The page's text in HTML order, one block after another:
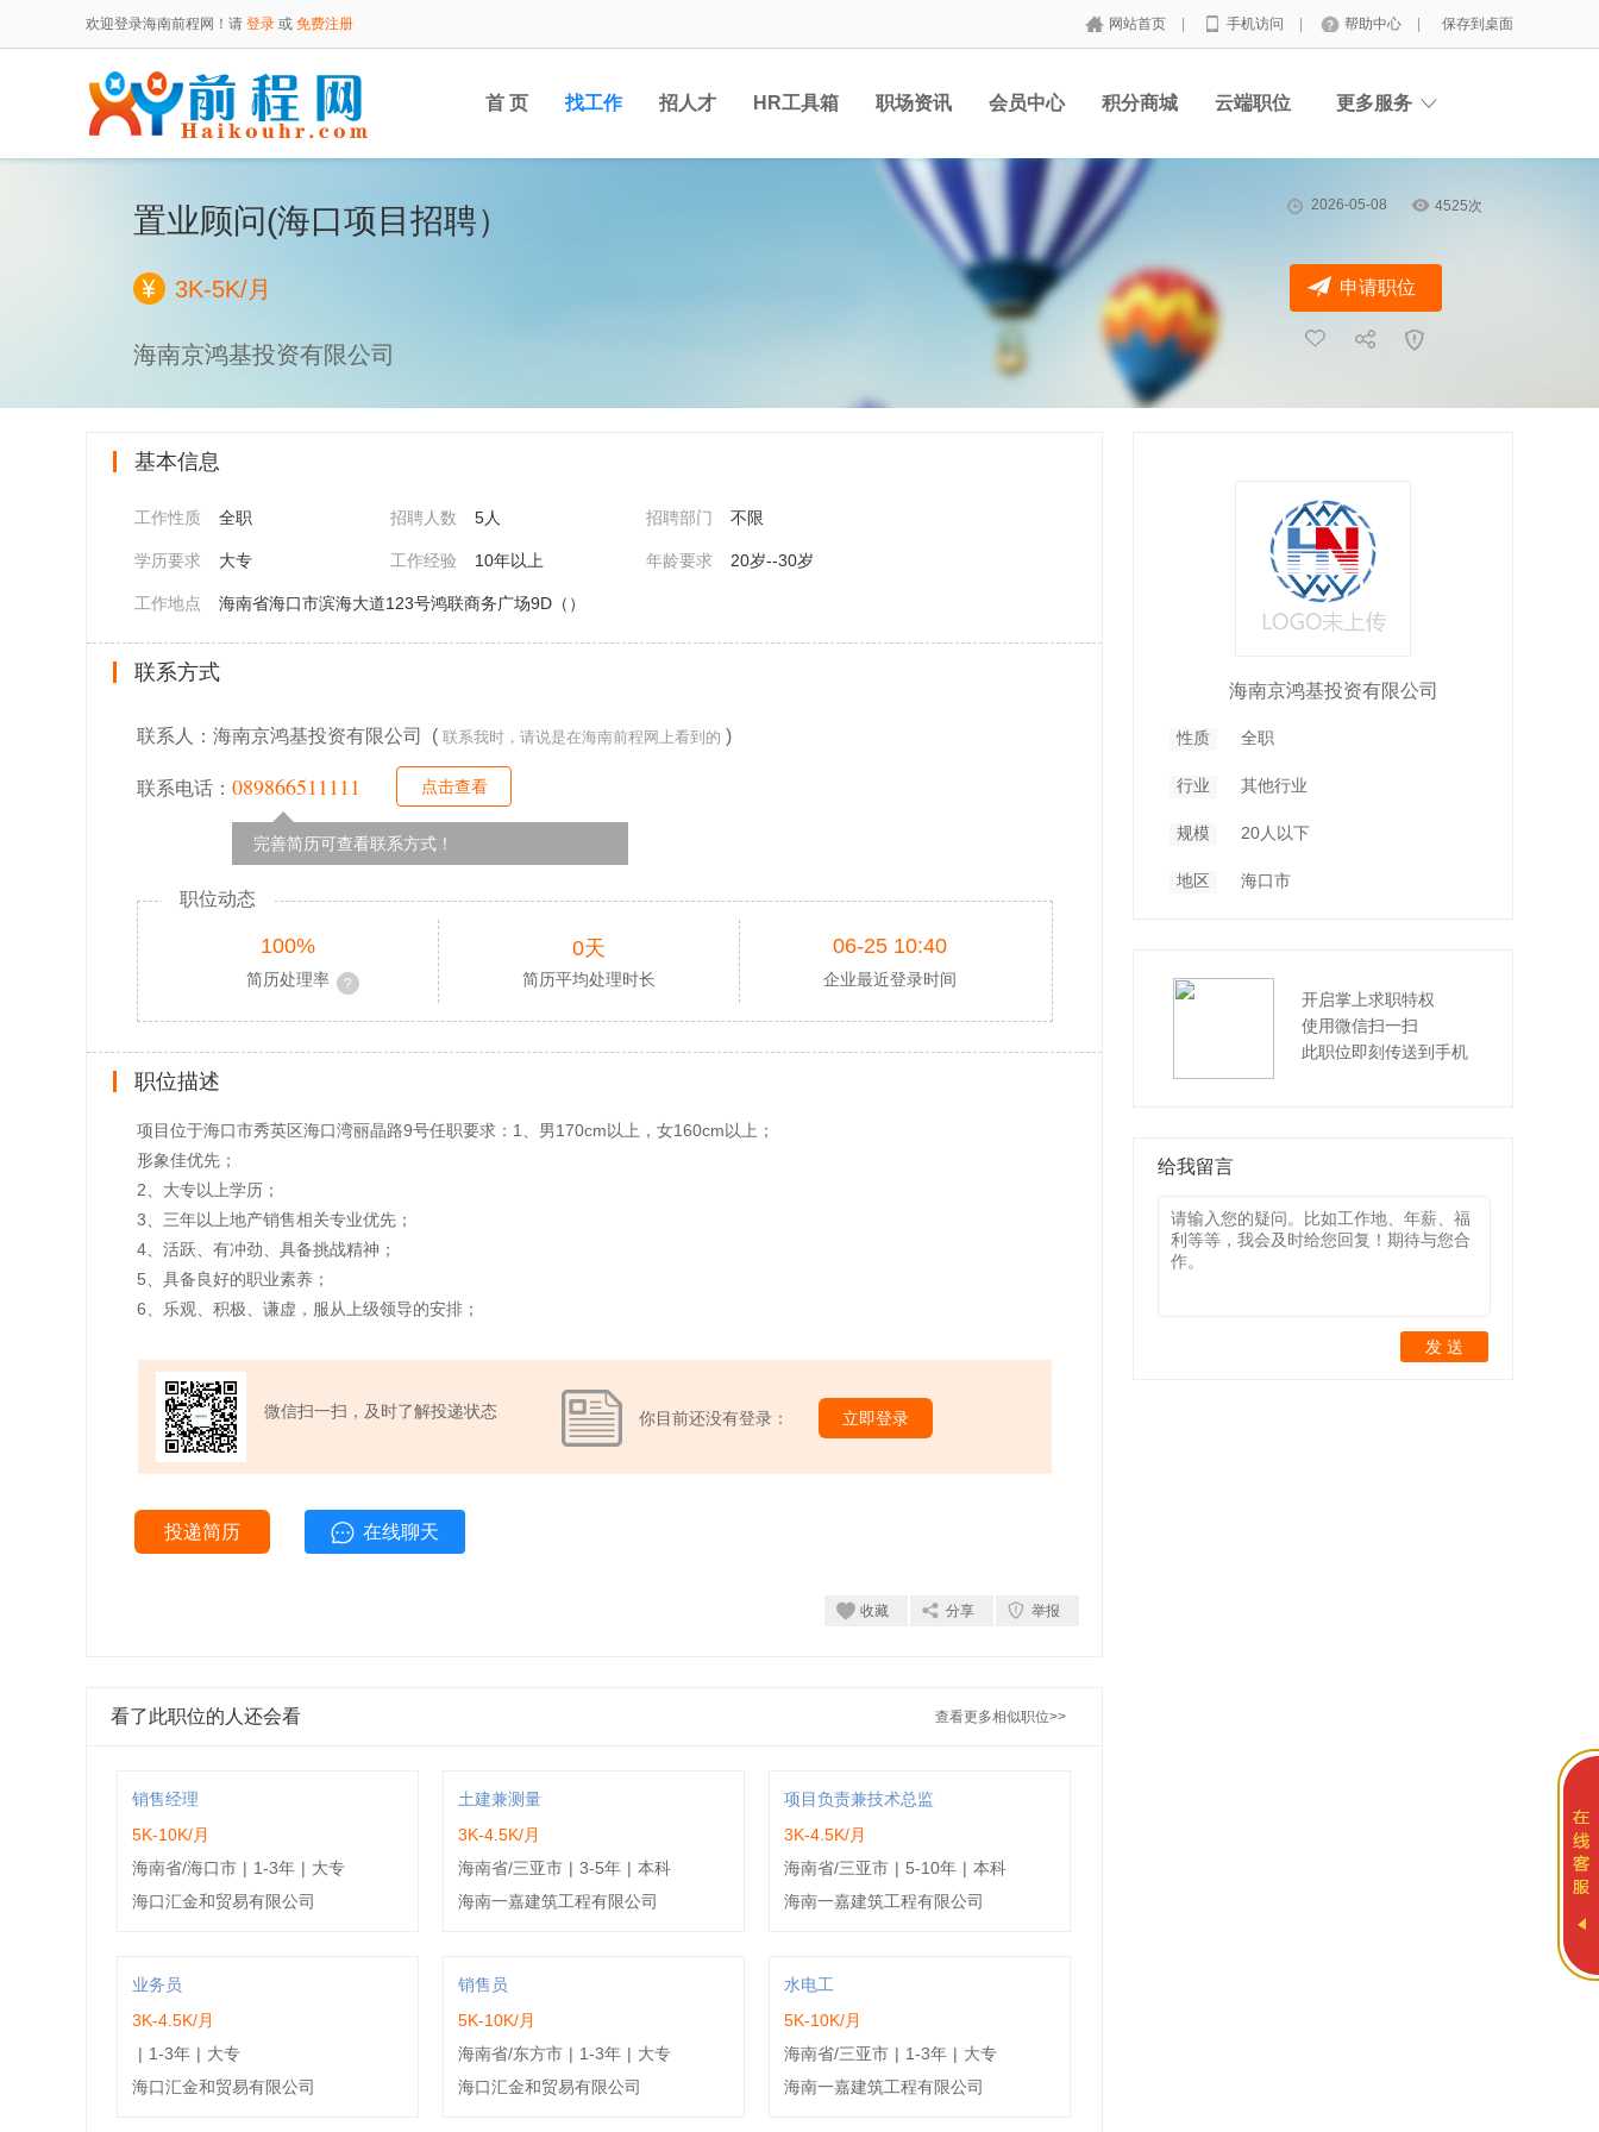
欢迎登录海南前程网！请 登录 或 免费注册 网站首页 手机访问 帮助中心 保存到桌面
首 页 找工作 招人才 HR工具箱 职场资讯 会员中心 积分商城 云端职位 更多服务
2026-05-08 4525次
置业顾问(海口项目招聘）
3K-5K/月
海南京鸿基投资有限公司
申请职位
基本信息
工作性质 全职 招聘人数 5人 招聘部门 不限
学历要求 大专 工作经验 10年以上 年龄要求 20岁--30岁
工作地点 海南省海口市滨海大道123号鸿联商务广场9D（）
联系方式
联系人：海南京鸿基投资有限公司 ( 联系我时，请说是在海南前程网上看到的 )
联系电话： 089866511111 点击查看
完善简历可查看联系方式！
职位动态
100%
简历处理率
0天
简历平均处理时长
06-25 10:40
企业最近登录时间
职位描述
项目位于海口市秀英区海口湾丽晶路9号任职要求：1、男170cm以上，女160cm以上；
形象佳优先；
2、大专以上学历；
3、三年以上地产销售相关专业优先；
4、活跃、有冲劲、具备挑战精神；
5、具备良好的职业素养；
6、乐观、积极、谦虚，服从上级领导的安排；
微信扫一扫，及时了解投递状态 你目前还没有登录： 立即登录
投递简历 在线聊天
收藏 分享 举报
看了此职位的人还会看 查看更多相似职位>>
销售经理
5K-10K/月
海南省/海口市 | 1-3年 | 大专
海口汇金和贸易有限公司
土建兼测量
3K-4.5K/月
海南省/三亚市 | 3-5年 | 本科
海南一嘉建筑工程有限公司
项目负责兼技术总监
3K-4.5K/月
海南省/三亚市 | 5-10年 | 本科
海南一嘉建筑工程有限公司
业务员
3K-4.5K/月
| 1-3年 | 大专
海口汇金和贸易有限公司
销售员
5K-10K/月
海南省/东方市 | 1-3年 | 大专
海口汇金和贸易有限公司
水电工
5K-10K/月
海南省/三亚市 | 1-3年 | 大专
海南一嘉建筑工程有限公司
海南京鸿基投资有限公司
性质 全职
行业 其他行业
规模 20人以下
地区 海口市
开启掌上求职特权
使用微信扫一扫
此职位即刻传送到手机
给我留言
发 送